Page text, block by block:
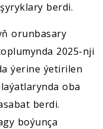
berdi.
orunbasary
2025-nji
ýerine ýetirilen
oba
berdi.
boýunça